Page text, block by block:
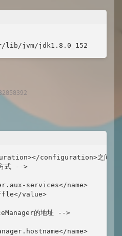
lib/jvm/jdk1.8.0_152
configuration>之间
式 -->
services</name>
value>
的地址 -->
name>